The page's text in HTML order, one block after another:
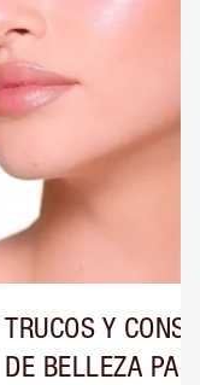
TRUCOS Y
DE BELLEZA